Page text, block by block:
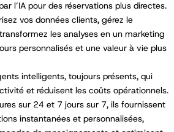
l’IA pour des réservations plus directes.
vos données clients, gérez le
les analyses en un marketing
personnalisés et une valeur à vie plus
intelligents, toujours présents, qui
et réduisent les coûts opérationnels.
sur 24 et 7 jours sur 7, ils fournissent
instantanées et personnalisées,